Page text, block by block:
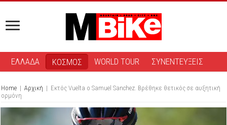
ΕΛΛΑΔΑ ΚΟΣΜΟΣ WORLD TOUR ΣΥΝΕΝΤΕΥΞΕΙΣ
Home | Αρχική | Εκτός Vuelta ο Samuel Sanchez. Βρέθηκε θετικός σε αυξητική
ορμόνη